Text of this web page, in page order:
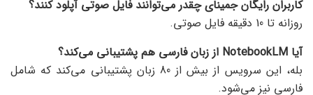
کاربران رایگان جمینای چقدر می‌توانند فایل صوتی آپلود کنند؟
روزانه تا 10 دقیقه فایل صوتی.
آیا
از زبان فارسی هم پشتیبانی می‌کند؟
بله، این سرویس از بیش از 80 زبان پشتیبانی می‌کند که شامل
فارسی نیز می‌شود.